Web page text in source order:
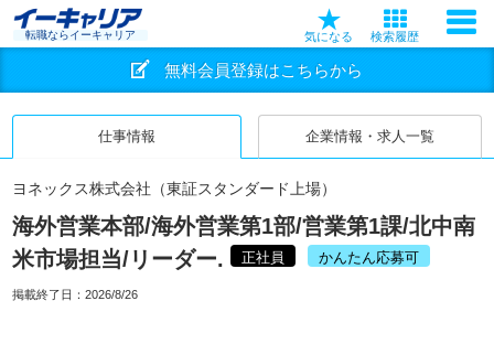
転職ならイーキャリア 気になる 検索履歴
無料会員登録はこちらから
仕事情報 企業情報・求人一覧
ヨネックス株式会社（東証スタンダード上場）
海外営業本部/海外営業第1部/営業第1課/北中南
米市場担当/リーダー.
正社員 かんたん応募可
掲載終了日： 2026/8/26